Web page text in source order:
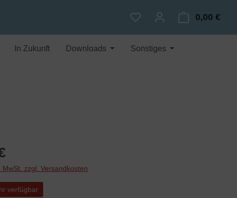
Du hast 0 Produkte auf
0,00 €
In Zukunft Downloads Sonstiges
MwSt. zzgl. Versandkosten
verfügbar